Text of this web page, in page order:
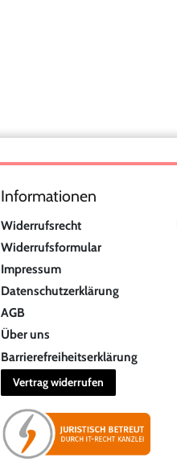
Informationen
Widerrufsrecht
Widerrufsformular
Impressum
Datenschutzerklärung
AGB
Über uns
Barrierefreiheitserklärung
Vertrag widerrufen